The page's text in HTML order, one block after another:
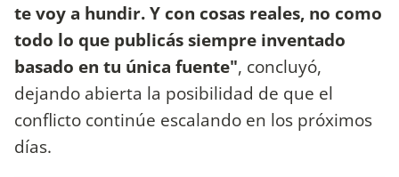
te voy a hundir. Y con cosas reales, no como
todo lo que publicás siempre inventado
basado en tu única fuente", concluyó,
dejando abierta la posibilidad de que el
conflicto continúe escalando en los próximos
días.